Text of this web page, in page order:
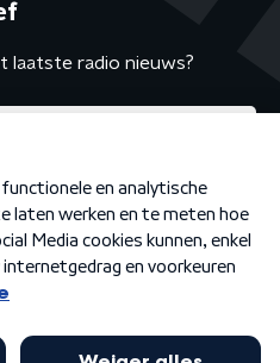
laatste radio nieuws?